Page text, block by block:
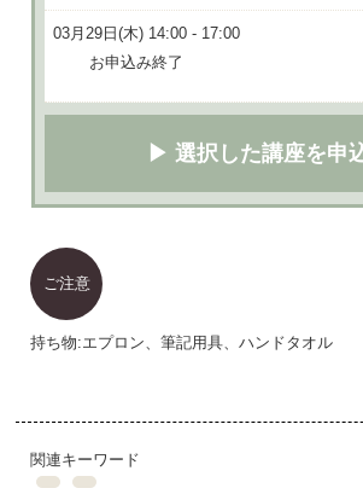
03月29日(木) 14:00 - 17:00
お申込み終了
▶ 選択した講座を申
ご注意
持ち物:エプロン、筆記用具、ハンドタオル
関連キーワード